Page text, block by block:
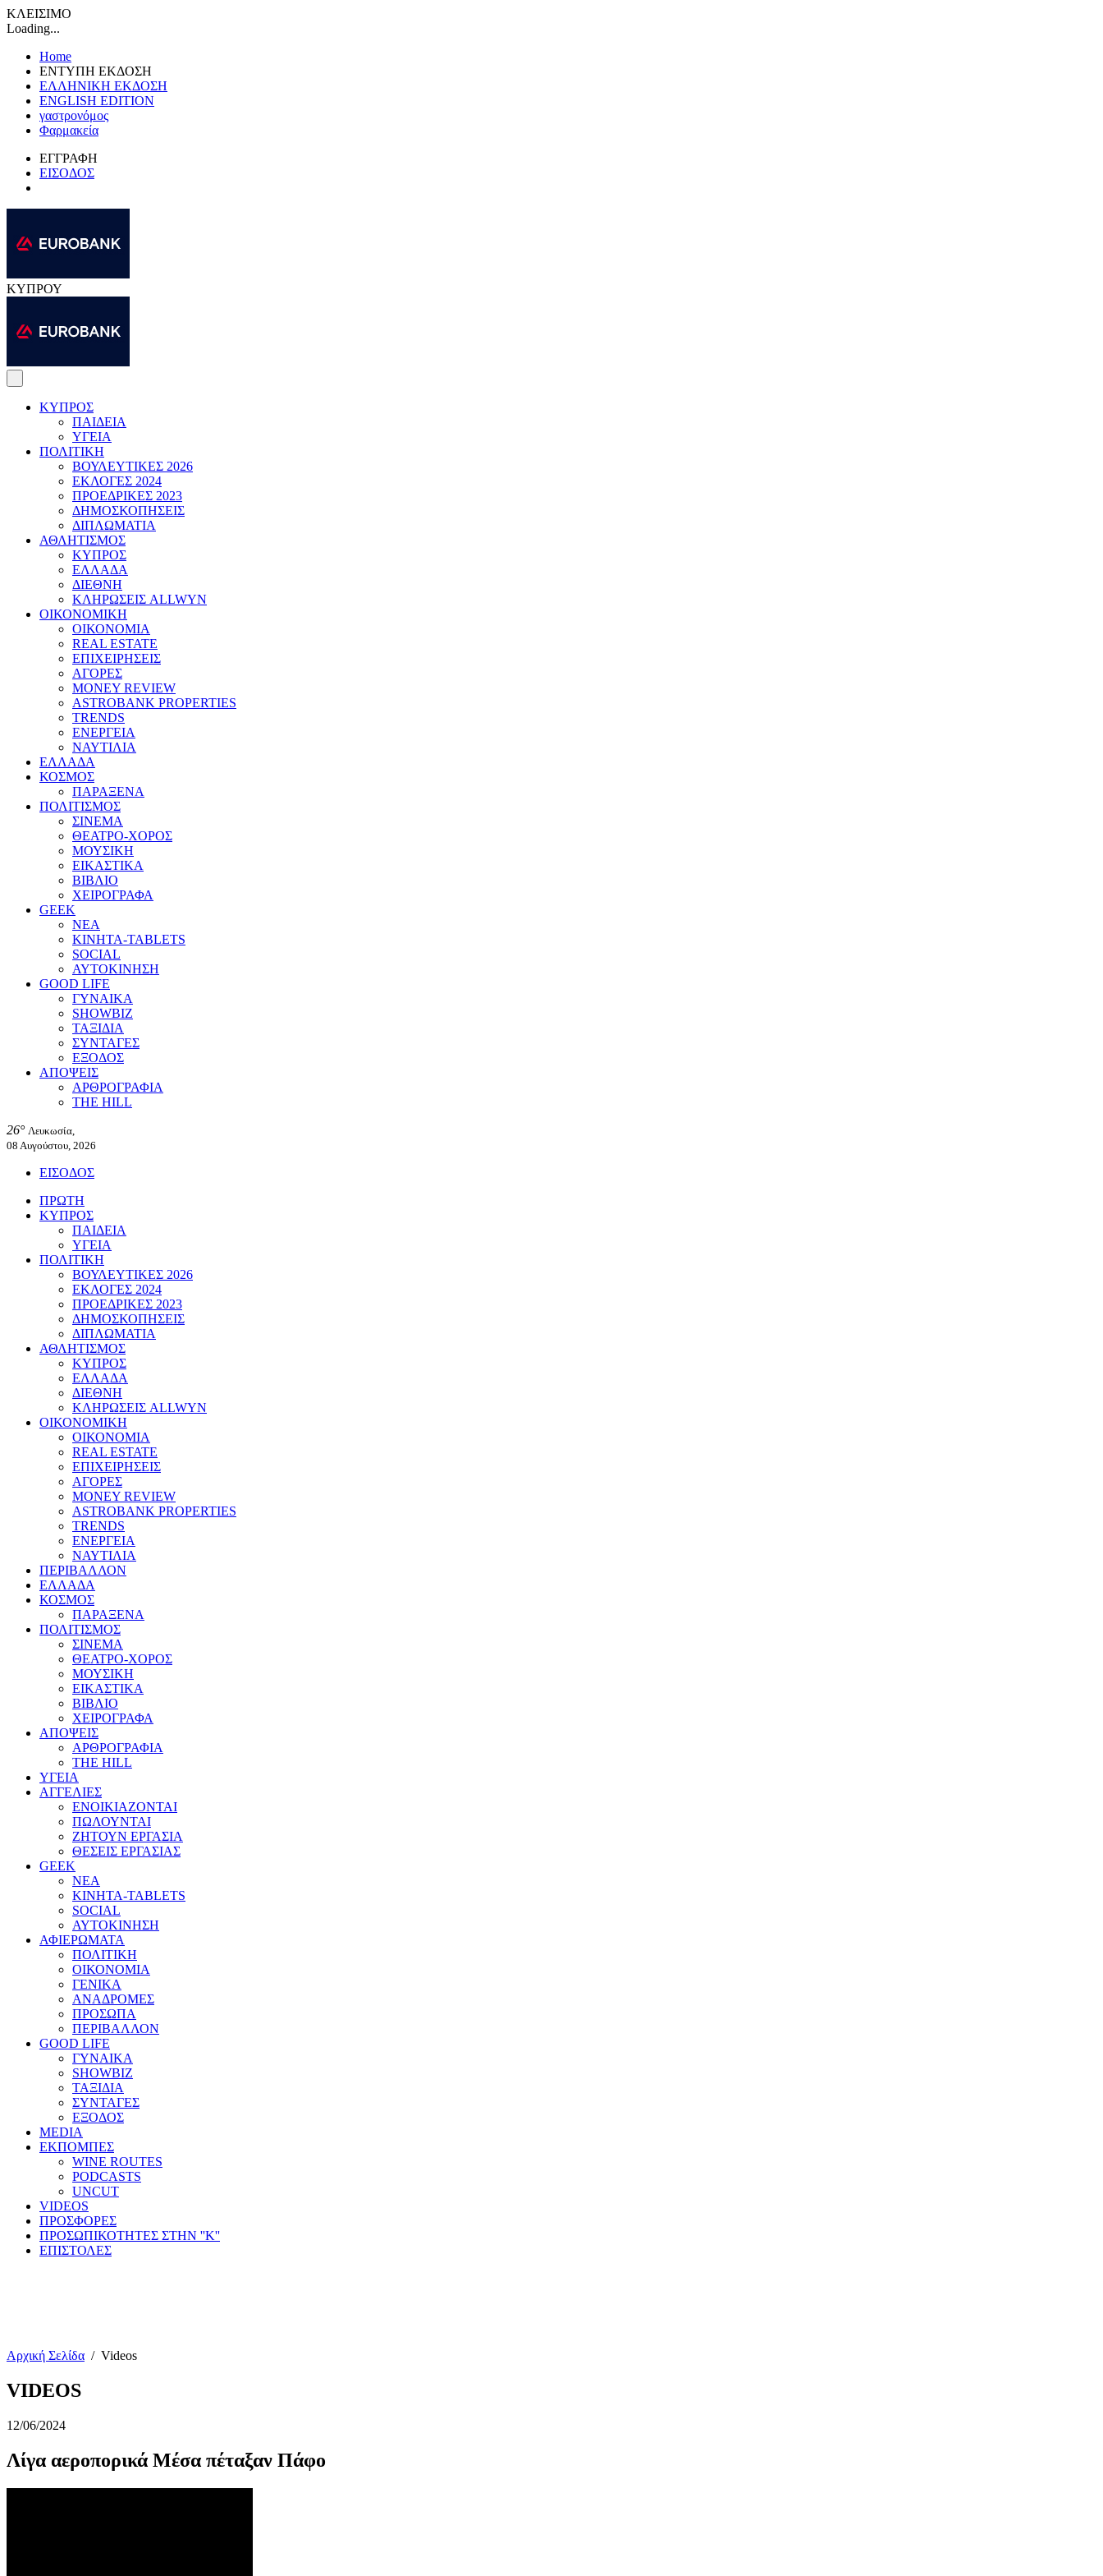
ΚΛΕΙΣΙΜΟ
Loading...
Home
ΕΝΤΥΠΗ ΕΚΔΟΣΗ
ΕΛΛΗΝΙΚΗ ΕΚΔΟΣΗ
ENGLISH EDITION
γαστρονόμος
Φαρμακεία
ΕΓΓΡΑΦΗ
ΕΙΣΟΔΟΣ
ΚΥΠΡΟΥ
ΚΥΠΡΟΣ
ΠΑΙΔΕΙΑ
ΥΓΕΙΑ
ΠΟΛΙΤΙΚΗ
ΒΟΥΛΕΥΤΙΚΕΣ 2026
ΕΚΛΟΓΕΣ 2024
ΠΡΟΕΔΡΙΚΕΣ 2023
ΔΗΜΟΣΚΟΠΗΣΕΙΣ
ΔΙΠΛΩΜΑΤΙΑ
ΑΘΛΗΤΙΣΜΟΣ
ΚΥΠΡΟΣ
ΕΛΛΑΔΑ
ΔΙΕΘΝΗ
ΚΛΗΡΩΣΕΙΣ ALLWYN
ΟΙΚΟΝΟΜΙΚΗ
ΟΙΚΟΝΟΜΙΑ
REAL ESTATE
ΕΠΙΧΕΙΡΗΣΕΙΣ
ΑΓΟΡΕΣ
MONEY REVIEW
ASTROBANK PROPERTIES
TRENDS
ΕΝΕΡΓΕΙΑ
ΝΑΥΤΙΛΙΑ
ΕΛΛΑΔΑ
ΚΟΣΜΟΣ
ΠΑΡΑΞΕΝΑ
ΠΟΛΙΤΙΣΜΟΣ
ΣΙΝΕΜΑ
ΘΕΑΤΡΟ-ΧΟΡΟΣ
ΜΟΥΣΙΚΗ
ΕΙΚΑΣΤΙΚΑ
ΒΙΒΛΙΟ
ΧΕΙΡΟΓΡΑΦΑ
GEEK
ΝΕΑ
ΚΙΝΗΤΑ-TABLETS
SOCIAL
ΑΥΤΟΚΙΝΗΣΗ
GOOD LIFE
ΓΥΝΑΙΚΑ
SHOWBIZ
ΤΑΞΙΔΙΑ
ΣΥΝΤΑΓΕΣ
ΕΞΟΔΟΣ
ΑΠΟΨΕΙΣ
ΑΡΘΡΟΓΡΑΦΙΑ
THE HILL
26° Λευκωσία,
08 Αυγούστου, 2026
ΕΙΣΟΔΟΣ
ΠΡΩΤΗ
ΚΥΠΡΟΣ
ΠΑΙΔΕΙΑ
ΥΓΕΙΑ
ΠΟΛΙΤΙΚΗ
ΒΟΥΛΕΥΤΙΚΕΣ 2026
ΕΚΛΟΓΕΣ 2024
ΠΡΟΕΔΡΙΚΕΣ 2023
ΔΗΜΟΣΚΟΠΗΣΕΙΣ
ΔΙΠΛΩΜΑΤΙΑ
ΑΘΛΗΤΙΣΜΟΣ
ΚΥΠΡΟΣ
ΕΛΛΑΔΑ
ΔΙΕΘΝΗ
ΚΛΗΡΩΣΕΙΣ ALLWYN
ΟΙΚΟΝΟΜΙΚΗ
ΟΙΚΟΝΟΜΙΑ
REAL ESTATE
ΕΠΙΧΕΙΡΗΣΕΙΣ
ΑΓΟΡΕΣ
MONEY REVIEW
ASTROBANK PROPERTIES
TRENDS
ΕΝΕΡΓΕΙΑ
ΝΑΥΤΙΛΙΑ
ΠΕΡΙΒΑΛΛΟΝ
ΕΛΛΑΔΑ
ΚΟΣΜΟΣ
ΠΑΡΑΞΕΝΑ
ΠΟΛΙΤΙΣΜΟΣ
ΣΙΝΕΜΑ
ΘΕΑΤΡΟ-ΧΟΡΟΣ
ΜΟΥΣΙΚΗ
ΕΙΚΑΣΤΙΚΑ
ΒΙΒΛΙΟ
ΧΕΙΡΟΓΡΑΦΑ
ΑΠΟΨΕΙΣ
ΑΡΘΡΟΓΡΑΦΙΑ
THE HILL
ΥΓΕΙΑ
ΑΓΓΕΛΙΕΣ
ΕΝΟΙΚΙΑΖΟΝΤΑΙ
ΠΩΛΟΥΝΤΑΙ
ΖΗΤΟΥΝ ΕΡΓΑΣΙΑ
ΘΕΣΕΙΣ ΕΡΓΑΣΙΑΣ
GEEK
ΝΕΑ
ΚΙΝΗΤΑ-TABLETS
SOCIAL
ΑΥΤΟΚΙΝΗΣΗ
ΑΦΙΕΡΩΜΑΤΑ
ΠΟΛΙΤΙΚΗ
ΟΙΚΟΝΟΜΙΑ
ΓΕΝΙΚΑ
ΑΝΑΔΡΟΜΕΣ
ΠΡΟΣΩΠΑ
ΠΕΡΙΒΑΛΛΟΝ
GOOD LIFE
ΓΥΝΑΙΚΑ
SHOWBIZ
ΤΑΞΙΔΙΑ
ΣΥΝΤΑΓΕΣ
ΕΞΟΔΟΣ
MEDIA
ΕΚΠΟΜΠΕΣ
WINE ROUTES
PODCASTS
UNCUT
VIDEOS
ΠΡΟΣΦΟΡΕΣ
ΠΡΟΣΩΠΙΚΟΤΗΤΕΣ ΣΤΗΝ ''Κ''
ΕΠΙΣΤΟΛΕΣ
Αρχική Σελίδα / Videos
VIDEOS
12/06/2024
Λίγα αεροπορικά Μέσα πέταξαν Πάφο